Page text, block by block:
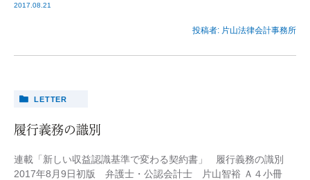
2017.08.21
投稿者: 片山法律会計事務所
LETTER
履行義務の識別
連載「新しい収益認識基準で変わる契約書」 履行義務の識別
2017年8月9日初版 弁護士・公認会計士 片山智裕 Ａ４小冊